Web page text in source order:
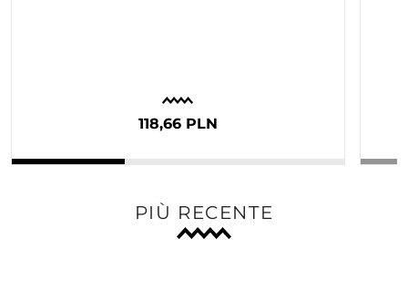
118,66 PLN
PIÙ RECENTE